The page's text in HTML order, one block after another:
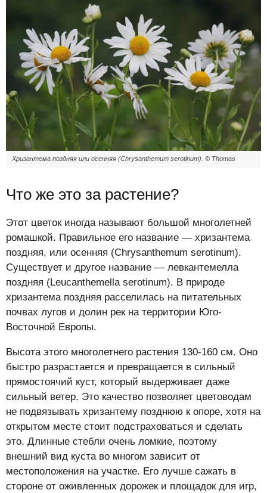
Хризантема поздняя или осенняя (Chrysanthemum serotinum). © Thomas
Что же это за растение?
Этот цветок иногда называют большой многолетней
ромашкой. Правильное его название — хризантема
поздняя, или осенняя (Chrysanthemum serotinum).
Существует и другое название — левкантемелла
поздняя (Leucanthemella serotinum). В природе
хризантема поздняя расселилась на питательных
почвах лугов и долин рек на территории Юго-
Восточной Европы.
Высота этого многолетнего растения 130-160 см. Оно
быстро разрастается и превращается в сильный
прямостоячий куст, который выдерживает даже
сильный ветер. Это качество позволяет цветоводам
не подвязывать хризантему позднюю к опоре, хотя на
открытом месте стоит подстраховаться и сделать
это. Длинные стебли очень ломкие, поэтому
внешний вид куста во многом зависит от
местоположения на участке. Его лучше сажать в
стороне от оживленных дорожек и площадок для игр,